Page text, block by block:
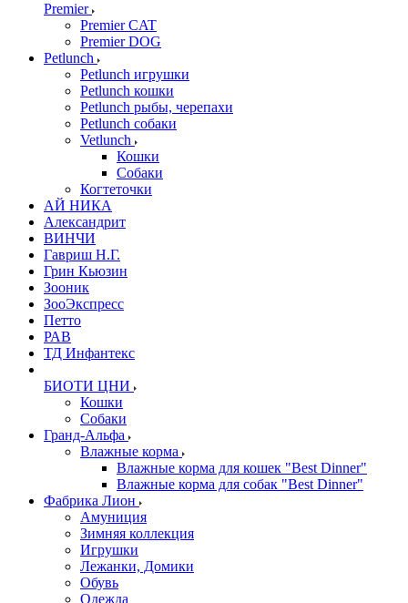
Premier
Premier CAT
Premier DOG
Petlunch
Petlunch игрушки
Petlunch кошки
Petlunch рыбы, черепахи
Petlunch собаки
Vetlunch
Кошки
Собаки
Когтеточки
АЙ НИКА
Александрит
ВИНЧИ
Гавриш Н.Г.
Грин Кьюзин
Зооник
ЗооЭкспресс
Петто
РАВ
ТД Инфантекс
БИОТИ ЦНИ
Кошки
Собаки
Гранд-Альфа
Влажные корма
Влажные корма для кошек "Best Dinner"
Влажные корма для собак "Best Dinner"
Фабрика Лион
Амуниция
Зимняя коллекция
Игрушки
Лежанки, Домики
Обувь
Одежда